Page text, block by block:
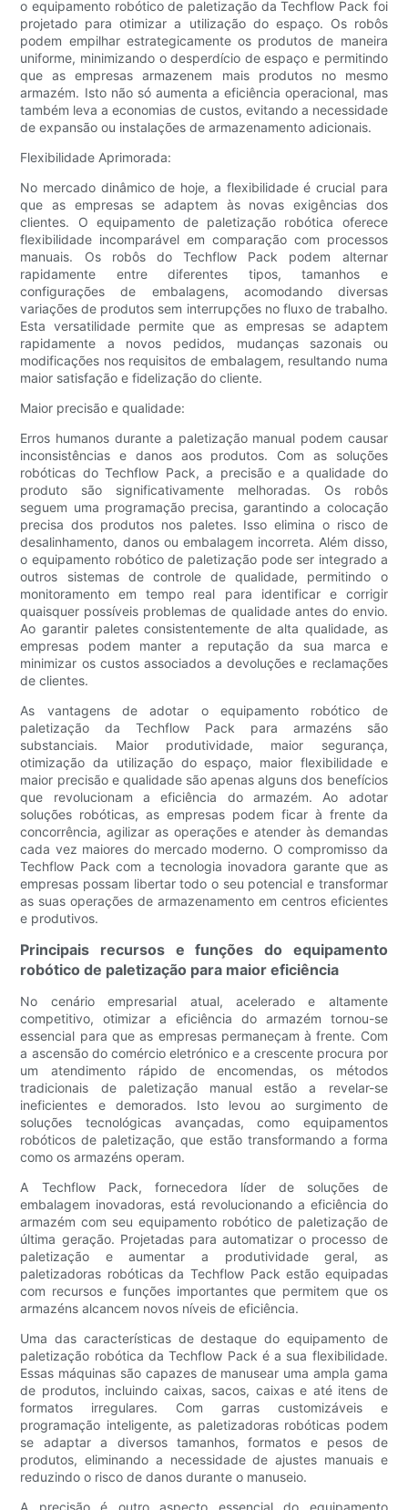
o equipamento robótico de paletização da Techflow Pack foi
projetado para otimizar a utilização do espaço. Os robôs
podem empilhar estrategicamente os produtos de maneira
uniforme, minimizando o desperdício de espaço e permitindo
que as empresas armazenem mais produtos no mesmo
armazém. Isto não só aumenta a eficiência operacional, mas
também leva a economias de custos, evitando a necessidade
de expansão ou instalações de armazenamento adicionais.
Flexibilidade Aprimorada:
No mercado dinâmico de hoje, a flexibilidade é crucial para
que as empresas se adaptem às novas exigências dos
clientes. O equipamento de paletização robótica oferece
flexibilidade incomparável em comparação com processos
manuais. Os robôs do Techflow Pack podem alternar
rapidamente entre diferentes tipos, tamanhos e
configurações de embalagens, acomodando diversas
variações de produtos sem interrupções no fluxo de trabalho.
Esta versatilidade permite que as empresas se adaptem
rapidamente a novos pedidos, mudanças sazonais ou
modificações nos requisitos de embalagem, resultando numa
maior satisfação e fidelização do cliente.
Maior precisão e qualidade:
Erros humanos durante a paletização manual podem causar
inconsistências e danos aos produtos. Com as soluções
robóticas do Techflow Pack, a precisão e a qualidade do
produto são significativamente melhoradas. Os robôs
seguem uma programação precisa, garantindo a colocação
precisa dos produtos nos paletes. Isso elimina o risco de
desalinhamento, danos ou embalagem incorreta. Além disso,
o equipamento robótico de paletização pode ser integrado a
outros sistemas de controle de qualidade, permitindo o
monitoramento em tempo real para identificar e corrigir
quaisquer possíveis problemas de qualidade antes do envio.
Ao garantir paletes consistentemente de alta qualidade, as
empresas podem manter a reputação da sua marca e
minimizar os custos associados a devoluções e reclamações
de clientes.
As vantagens de adotar o equipamento robótico de
paletização da Techflow Pack para armazéns são
substanciais. Maior produtividade, maior segurança,
otimização da utilização do espaço, maior flexibilidade e
maior precisão e qualidade são apenas alguns dos benefícios
que revolucionam a eficiência do armazém. Ao adotar
soluções robóticas, as empresas podem ficar à frente da
concorrência, agilizar as operações e atender às demandas
cada vez maiores do mercado moderno. O compromisso da
Techflow Pack com a tecnologia inovadora garante que as
empresas possam libertar todo o seu potencial e transformar
as suas operações de armazenamento em centros eficientes
e produtivos.
Principais recursos e funções do equipamento
robótico de paletização para maior eficiência
No cenário empresarial atual, acelerado e altamente
competitivo, otimizar a eficiência do armazém tornou-se
essencial para que as empresas permaneçam à frente. Com
a ascensão do comércio eletrónico e a crescente procura por
um atendimento rápido de encomendas, os métodos
tradicionais de paletização manual estão a revelar-se
ineficientes e demorados. Isto levou ao surgimento de
soluções tecnológicas avançadas, como equipamentos
robóticos de paletização, que estão transformando a forma
como os armazéns operam.
A Techflow Pack, fornecedora líder de soluções de
embalagem inovadoras, está revolucionando a eficiência do
armazém com seu equipamento robótico de paletização de
última geração. Projetadas para automatizar o processo de
paletização e aumentar a produtividade geral, as
paletizadoras robóticas da Techflow Pack estão equipadas
com recursos e funções importantes que permitem que os
armazéns alcancem novos níveis de eficiência.
Uma das características de destaque do equipamento de
paletização robótica da Techflow Pack é a sua flexibilidade.
Essas máquinas são capazes de manusear uma ampla gama
de produtos, incluindo caixas, sacos, caixas e até itens de
formatos irregulares. Com garras customizáveis ​​e
programação inteligente, as paletizadoras robóticas podem
se adaptar a diversos tamanhos, formatos e pesos de
produtos, eliminando a necessidade de ajustes manuais e
reduzindo o risco de danos durante o manuseio.